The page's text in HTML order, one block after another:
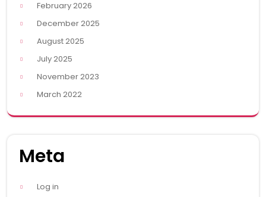
February 2026
December 2025
August 2025
July 2025
November 2023
March 2022
Meta
Log in